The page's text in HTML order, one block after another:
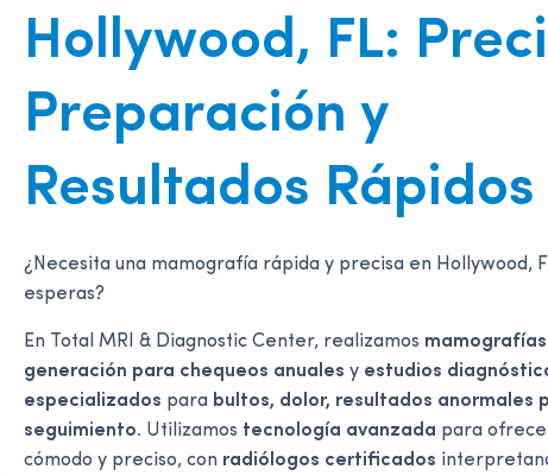
Hollywood, FL:
Preparación y
Resultados Rápidos
¿Necesita una mamografía rápida y precisa en Hollywood,
esperas?
En Total MRI & Diagnostic Center, realizamos
generación para chequeos anuales y estudios
especializados para bultos, dolor, resultados anormales
seguimiento. Utilizamos tecnología avanzada para
cómodo y preciso, con radiólogos certificados